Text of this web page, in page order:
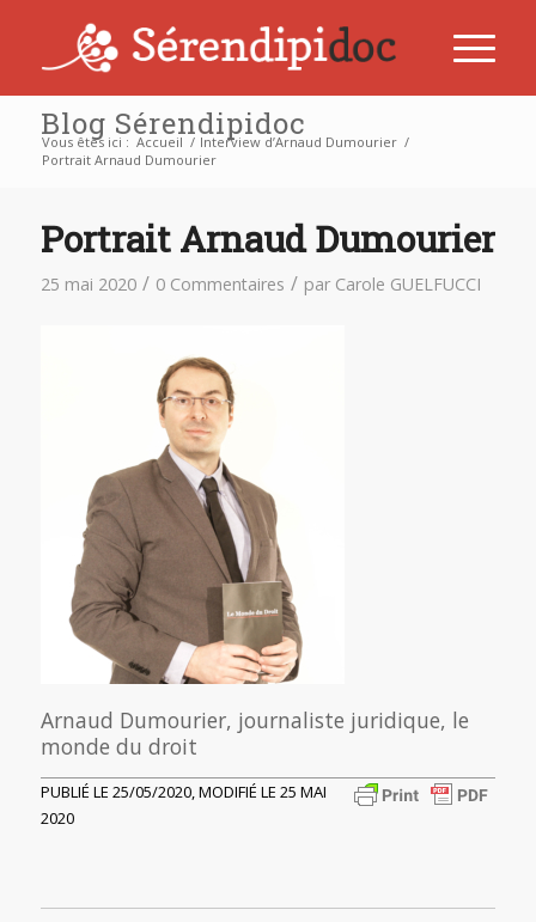
Blog Sérendipidoc
Vous êtes ici : Accueil / Interview d’Arnaud Dumourier /
Portrait Arnaud Dumourier
Portrait Arnaud Dumourier
25 mai 2020 / 0 Commentaires / par Carole GUELFUCCI
Arnaud Dumourier, journaliste juridique, le
monde du droit
PUBLIÉ LE 25/05/2020, MODIFIÉ LE 25 MAI
2020